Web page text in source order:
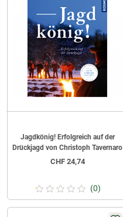
Jagdkönig! Erfolgreich auf der
Drückjagd von Christoph Tavernaro
CHF24,74
(0)